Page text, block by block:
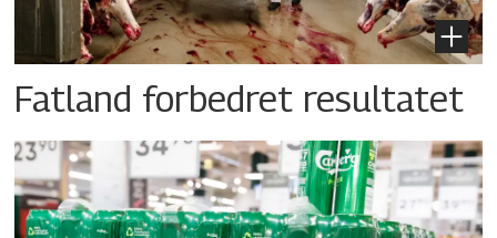
Fatland forbedret resultatet